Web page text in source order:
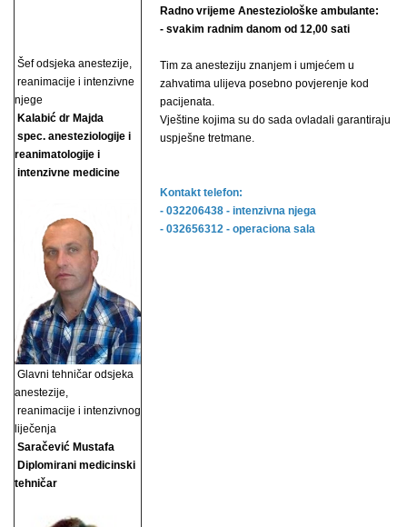
Šef odsjeka anestezije,
reanimacije i intenzivne
njege
Kalabić dr Majda
spec. anesteziologije i
reanimatologije i
intenzivne medicine
Glavni tehničar odsjeka
anestezije,
reanimacije i intenzivnog
liječenja
Saračević Mustafa
Diplomirani medicinski
tehničar
Radno vrijeme Anesteziološke ambulante:
- svakim radnim danom od 12,00 sati
Tim za anesteziju znanjem i umjećem u
zahvatima ulijeva posebno povjerenje kod
pacijenata.
Vještine kojima su do sada ovladali garantiraju
uspješne tretmane.
Kontakt telefon:
- 032206438 - intenzivna njega
- 032656312 - operaciona sala